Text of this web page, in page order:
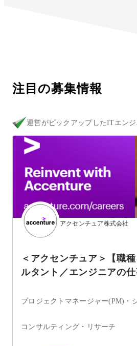
注目の募集情報
運営がピックアップしたITエン
アクセンチュア株式会社
＜アクセンチュア＞【職
ルタント／エンジニアの
コンサルティング・リサーチ